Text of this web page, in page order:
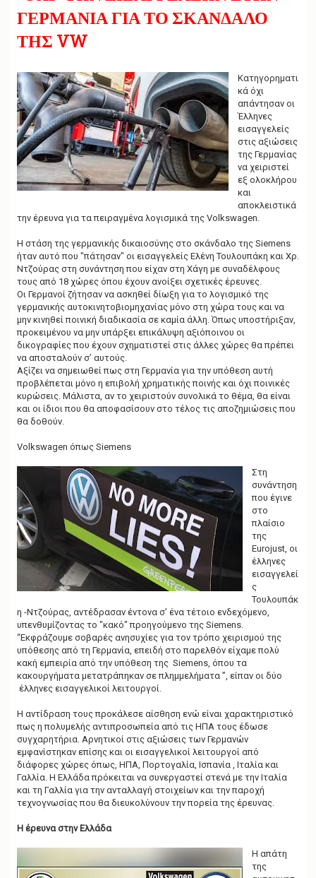
a
t
ΓΕΡΜΑΝΙΑ ΓΙΑ ΤΟ ΣΚΑΝΔΑΛΟ
ΤΗΣ VW
Κατηγορηματι
κά όχι
απάντησαν οι
Έλληνες
εισαγγελείς
στις αξιώσεις
της Γερμανίας
να χειριστεί
εξ ολοκλήρου
και
αποκλειστικά
την έρευνα για τα πειραγμένα λογισμικά της Volkswagen.
Η στάση της γερμανικής δικαιοσύνης στο σκάνδαλο της Siemens
ήταν αυτό που "πάτησαν" οι εισαγγελείς Ελένη Τουλουπάκη και Χρ.
Ντζούρας στη συνάντηση που είχαν στη Χάγη με συναδέλφους
τους από 18 χώρες όπου έχουν ανοίξει σχετικές έρευνες.
Οι Γερμανοί ζήτησαν να ασκηθεί δίωξη για το λογισμικό της
γερμανικής αυτοκινητοβιομηχανίας μόνο στη χώρα τους και να
μην κινηθεί ποινική διαδικασία σε καμία άλλη. Όπως υποστήριξαν,
προκειμένου να μην υπάρξει επικάλυψη αξιόποινου οι
δικογραφίες που έχουν σχηματιστεί στις άλλες χώρες θα πρέπει
να αποσταλούν σ’ αυτούς.
Αξίζει να σημειωθεί πως στη Γερμανία για την υπόθεση αυτή
προβλέπεται μόνο η επιβολή χρηματικής ποινής και όχι ποινικές
κυρώσεις. Μάλιστα, αν το χειριστούν συνολικά το θέμα, θα είναι
και οι ίδιοι που θα αποφασίσουν στο τέλος τις αποζημιώσεις που
θα δοθούν.
Volkswagen όπως Siemens
Στη
συνάντηση
που έγινε
στο
πλαίσιο
της
Eurojust, οι
έλληνες
εισαγγελεί
ς
Τουλουπάκ
η -Ντζούρας, αντέδρασαν έντονα σ’ ένα τέτοιο ενδεχόμενο,
υπενθυμίζοντας το "κακό" προηγούμενο της Siemens.
“Εκφράζουμε σοβαρές ανησυχίες για τον τρόπο χειρισμού της
υπόθεσης από τη Γερμανία, επειδή στο παρελθόν είχαμε πολύ
κακή εμπειρία από την υπόθεση της Siemens, όπου τα
κακουργήματα μετατράπηκαν σε πλημμελήματα ”, είπαν οι δύο
έλληνες εισαγγελικοί λειτουργοί.
Η αντίδραση τους προκάλεσε αίσθηση ενώ είναι χαρακτηριστικό
πως η πολυμελής αντιπροσωπεία από τις ΗΠΑ τους έδωσε
συγχαρητήρια. Αρνητικοί στις αξιώσεις των Γερμανών
εμφανίστηκαν επίσης και οι εισαγγελικοί λειτουργοί από
διάφορες χώρες όπως, ΗΠΑ, Πορτογαλία, Ισπανία , Ιταλία και
Γαλλία. Η Ελλάδα πρόκειται να συνεργαστεί στενά με την Ιταλία
και τη Γαλλία για την ανταλλαγή στοιχείων και την παροχή
τεχνογνωσίας που θα διευκολύνουν την πορεία της έρευνας.
Η έρευνα στην Ελλάδα
Η απάτη
της